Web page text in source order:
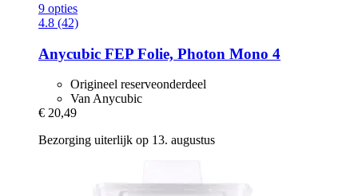
9 opties
4.8 (42)
Anycubic FEP Folie, Photon Mono 4
Origineel reserveonderdeel
Van Anycubic
€ 20,49
Bezorging uiterlijk op 13. augustus